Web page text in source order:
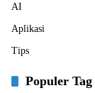
AI
Aplikasi
Tips
Populer Tag